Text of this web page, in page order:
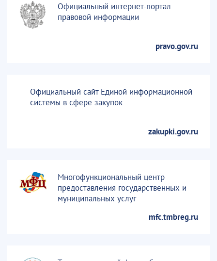
Официальный интернет-портал
правовой информации
pravo.gov.ru
Официальный сайт Единой информационной
системы в сфере закупок
zakupki.gov.ru
Многофункциональный центр
предоставления государственных и
муниципальных услуг
mfc.tmbreg.ru